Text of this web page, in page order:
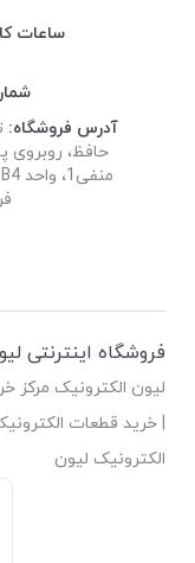
ساعات
آدرس فروشگاه:
حافظ، روبروی
فروشگاه اینترنتی
لیون الکترونیک مرکز
| خرید قطعات
الکترونیک لیون